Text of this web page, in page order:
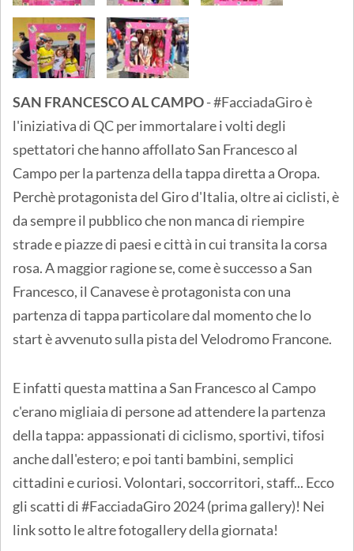
SAN FRANCESCO AL CAMPO- #FacciadaGiro è
l'iniziativa di QC per immortalare i volti degli
spettatori che hanno affollato San Francesco al
Campo per la partenza della tappa diretta a Oropa.
Perchè protagonista del Giro d'Italia, oltre ai ciclisti, è
da sempre il pubblico che non manca di riempire
strade e piazze di paesi e città in cui transita la corsa
rosa. A maggior ragione se, come è successo a San
Francesco, il Canavese è protagonista con una
partenza di tappa particolare dal momento che lo
start è avvenuto sulla pista del Velodromo Francone.
E infatti questa mattina a San Francesco al Campo
c'erano migliaia di persone ad attendere la partenza
della tappa: appassionati di ciclismo, sportivi, tifosi
anche dall'estero; e poi tanti bambini, semplici
cittadini e curiosi. Volontari, soccorritori, staff... Ecco
gli scatti di #FacciadaGiro 2024 (prima gallery)! Nei
link sotto le altre fotogallery della giornata!